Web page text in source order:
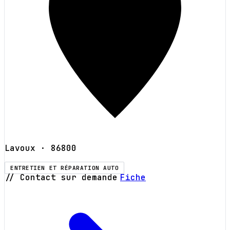
Lavoux · 86800
ENTRETIEN ET RÉPARATION AUTO
// Contact sur demande Fiche